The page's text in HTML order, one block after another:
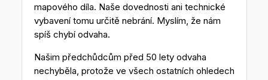
mapového díla. Naše dovednosti ani technické
vybavení tomu určitě nebrání. Myslím, že nám
spíš chybí odvaha.
Našim předchůdcům před 50 lety odvaha
nechyběla, protože ve všech ostatních ohledech